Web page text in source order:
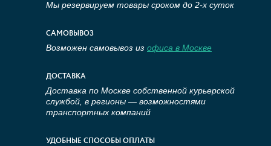
Мы резервируем товары сроком до 2-х суток
САМОВЫВОЗ
Возможен самовывоз из офиса в Москве
ДОСТАВКА
Доставка по Москве собственной курьерской
службой, в регионы — возможностями
транспортных компаний
УДОБНЫЕ СПОСОБЫ ОПЛАТЫ